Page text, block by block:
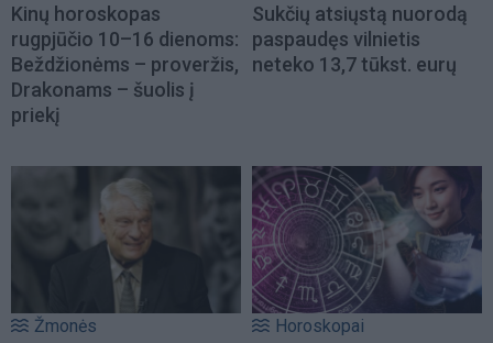
Kinų horoskopas
rugpjūčio 10–16 dienoms:
Beždžionėms – proveržis,
Drakonams – šuolis į
priekį
Sukčių atsiųstą nuorodą
paspaudęs vilnietis
neteko 13,7 tūkst. eurų
Žmonės Horoskopai